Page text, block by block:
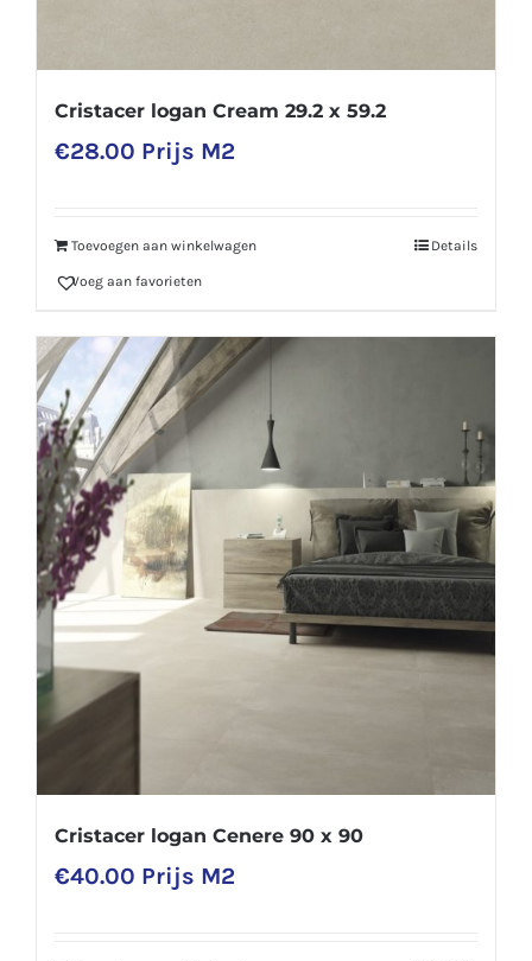
Cristacer logan Cream 29.2 x 59.2
€28.00 Prijs M2
Toevoegen aan winkelwagen Details
Voeg aan favorieten
Cristacer logan Cenere 90 x 90
€40.00 Prijs M2